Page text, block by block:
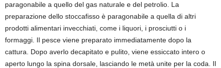
paragonabile a quello del gas naturale e del petrolio. La
preparazione dello stoccafisso è paragonabile a quella di altri
prodotti alimentari invecchiati, come i liquori, i prosciutti o i
formaggi. Il pesce viene preparato immediatamente dopo la
cattura. Dopo averlo decapitato e pulito, viene essiccato intero o
aperto lungo la spina dorsale, lasciando le metà unite per la coda. Il